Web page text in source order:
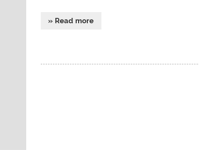
» Read more